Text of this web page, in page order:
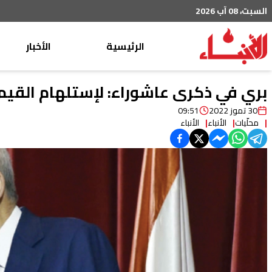
السبت، 08 آب 2026
الرئيسية
الأخبار
محليات
عربي دولي
خاص
ثقافة ومجتمع
بري في ذكرى عاشوراء: لإستلهام
30 تموز 2022 09:51
محلّيات الأنباء الأنباء